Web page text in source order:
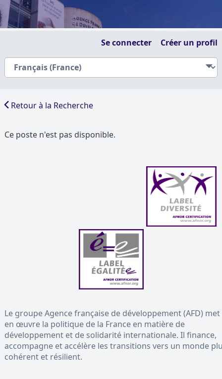
Se connecter Créer un profil
Retour à la Recherche
Ce poste n'est pas disponible.
Le groupe Agence française de développement (AFD) met
en œuvre la politique de la France en matière de
développement et de solidarité internationale. Il finance,
accompagne et accélère les transitions vers un monde
cohérent et résilient.